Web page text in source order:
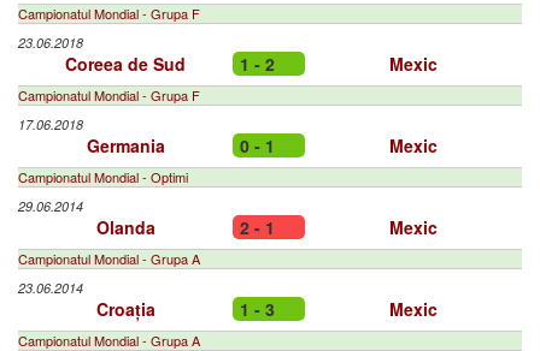
Campionatul Mondial - Grupa F
23.06.2018
Coreea de Sud 1 - 2 Mexic
Campionatul Mondial - Grupa F
17.06.2018
Germania 0 - 1 Mexic
Campionatul Mondial - Optimi
29.06.2014
Olanda 2 - 1 Mexic
Campionatul Mondial - Grupa A
23.06.2014
Croația 1 - 3 Mexic
Campionatul Mondial - Grupa A